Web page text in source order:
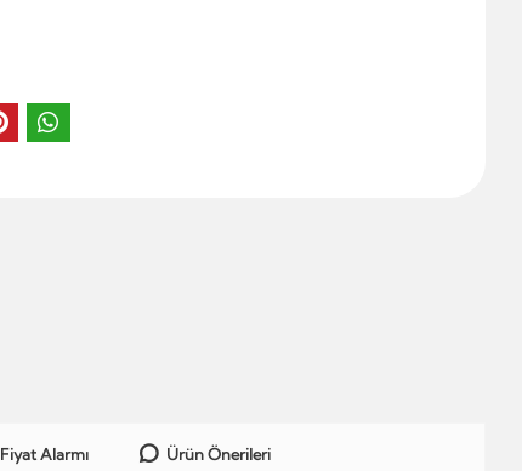
Fiyat Alarmı Ürün Önerileri